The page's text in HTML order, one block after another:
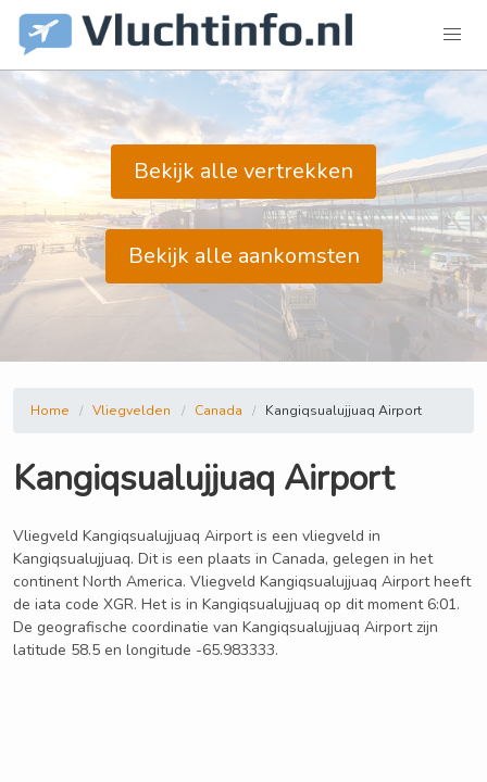
Bekijk alle vertrekken
Bekijk alle aankomsten
Home Vliegvelden Canada Kangiqsualujjuaq Airport
Kangiqsualujjuaq Airport
Vliegveld Kangiqsualujjuaq Airport is een vliegveld in
Kangiqsualujjuaq. Dit is een plaats in Canada, gelegen in het
continent North America. Vliegveld Kangiqsualujjuaq Airport heeft
de iata code XGR. Het is in Kangiqsualujjuaq op dit moment 6:01.
De geografische coordinatie van Kangiqsualujjuaq Airport zijn
latitude 58.5 en longitude -65.983333.